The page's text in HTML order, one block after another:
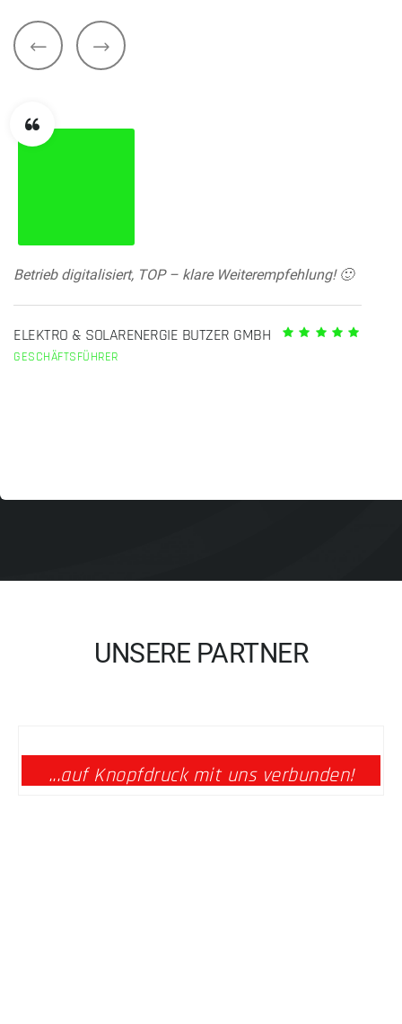
Betrieb digitalisiert, TOP – klare Weiterempfehlung! 🙂
ELEKTRO & SOLARENERGIE BUTZER GMBH
GESCHÄFTSFÜHRER
UNSERE PARTNER
...auf Knopfdruck mit uns verbunden!